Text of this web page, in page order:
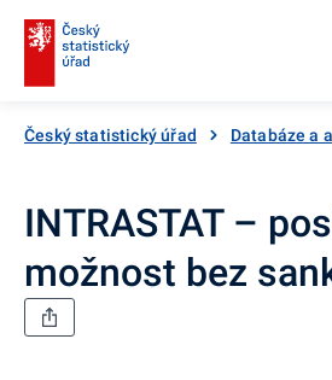
Český statistický úřad Databáze a
INTRASTAT –
možnost bez